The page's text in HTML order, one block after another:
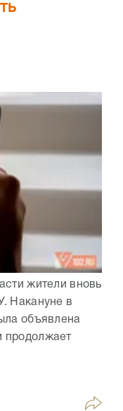
жители вновь
Накануне в
объявлена
продолжает